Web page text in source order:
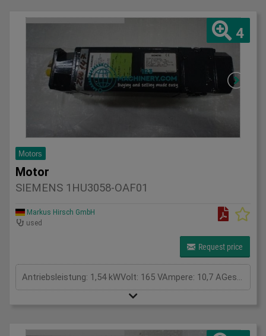
4
Motors
Motor
SIEMENS 1HU3058-OAF01
Markus Hirsch GmbH
used
Request price
Antriebsleistung: 1,54 kWVolt: 165 VAmpere: 10,7 AGesamtleistungsbedarf: kWMaschinengewicht ca.: tRaumbedarf ca.: m